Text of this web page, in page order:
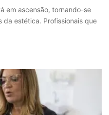
em ascensão, tornando-se
da estética. Profissionais que